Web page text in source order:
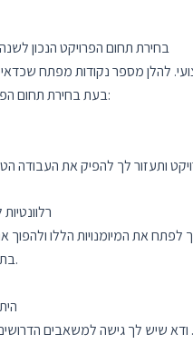
בחירת תחום הפרויקט הנכון
להלן מספר נקודות מפתח
בעת ​​בחירת תחום הפרויקט המושלם:
את המיומנויות הללו ולהפוך
בתחום הרצוי שלך.
שיש לך גישה למשאבים